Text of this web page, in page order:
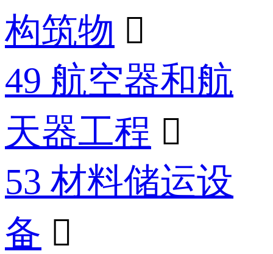
构筑物 
49 航空器和航
天器工程 
53 材料储运设
备 